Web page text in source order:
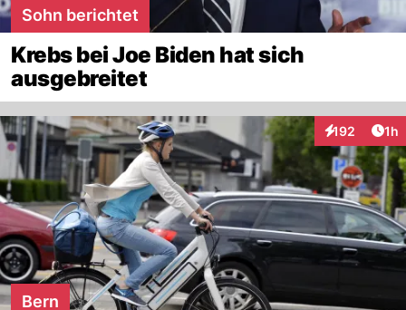
Sohn berichtet
Krebs bei Joe Biden hat sich
ausgebreitet
192
Interaktionen
1h
Bern